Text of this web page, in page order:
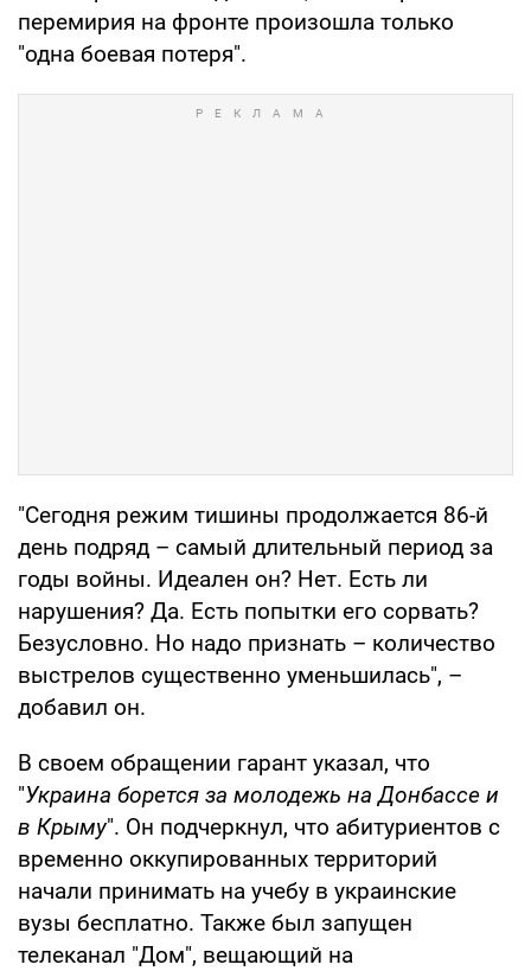
перемирия на фронте произошла только
"одна боевая потеря".
"Сегодня режим тишины продолжается 86-й
день подряд – самый длительный период за
годы войны. Идеален он? Нет. Есть ли
нарушения? Да. Есть попытки его сорвать?
Безусловно. Но надо признать – количество
выстрелов существенно уменьшилась", –
добавил он.
В своем обращении гарант указал, что
"Украина борется за молодежь на Донбассе и
в Крыму". Он подчеркнул, что абитуриентов с
временно оккупированных территорий
начали принимать на учебу в украинские
вузы бесплатно. Также был запущен
телеканал "Дом", вещающий на